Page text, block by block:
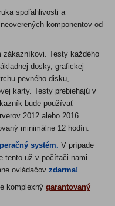
spoľahlivosti a
komponentov od
zákazníkovi. Testy každého
dosky, grafickej
pevného disku,
karty. Testy prebiehajú v
bude používať
2012 alebo 2016
minimálne 12 hodín.
systém. V prípade
tento už v počítači nami
ovládačov zdarma!
komplexný garantovaný